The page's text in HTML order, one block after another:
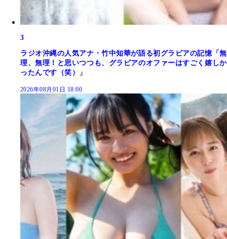
3
ラジオ沖縄の人気アナ・竹中知華が語る初グラビアの記憶「無
理、無理！と思いつつも、グラビアのオファーはすごく嬉しか
ったんです（笑）」
2026年08月01日 18:00